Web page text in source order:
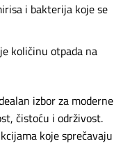
i bakterija koje se
količinu otpada na
izbor za moderne
čistoću i održivost.
koje sprečavaju